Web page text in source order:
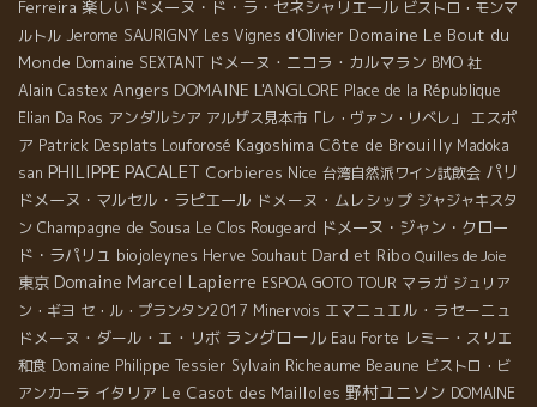
Ferreira 楽しい ドメーヌ・ド・ラ・セネシャリエール ビストロ・モンマ
ルトル Jerome SAURIGNY Les Vignes d'Olivier Domaine Le Bout du
Monde Domaine SEXTANT ドメーヌ・ニコラ・カルマラン BMO 社
Alain Castex Angers DOMAINE L'ANGLORE Place de la République
Elian Da Ros アンダルシア アルザス見本市「レ・ヴァン・リベレ」
エスポ
ア Patrick Desplats Louforosé Kagoshima Côte de Brouilly Madoka
san PHILIPPE PACALET Corbieres Nice 台湾自然派ワイン試飲会 パリ
ドメーヌ・マルセル・ラピエール ドメーヌ・ムレシップ ジャジャキスタ
ン Champagne de Sousa Le Clos Rougeard ドメーヌ・ジャン・クロー
ド・ラパリュ biojoleynes Herve Souhaut Dard et Ribo Quilles de Joie
東京 Domaine Marcel Lapierre ESPOA GOTO TOUR マラガ ジュリア
ン・ギヨ セ・ル・プランタン2017 Minervois エマニュエル・ラセーニュ
ドメーヌ・ダール・エ・リボ ラングロール Eau Forte レミー・スリエ
和食 Domaine Philippe Tessier Sylvain Richeaume Beaune ビストロ・ビ
アンカーラ イタリア Le Casot des Mailloles 野村ユニソン DOMAINE